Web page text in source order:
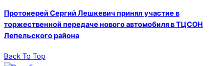
Протоиерей Сергий Лешкевич принял участие в
торжественной передаче нового автомобиля в ТЦСОН
Лепельского района
Back To Top